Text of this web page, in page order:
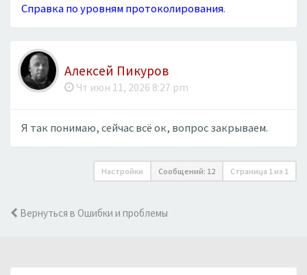
Справка по уровням протоколирования.
Алексей Пикуров
Чт июн 11, 2026 8:27 pm
Я так понимаю, сейчас всё ок, вопрос закрываем.
Настройки Сообщений: 12 Страница 1 из 1
Вернуться в Ошибки и проблемы